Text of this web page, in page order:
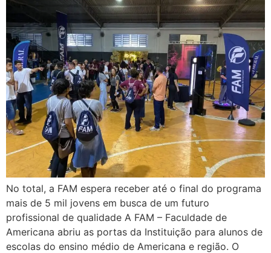
No total, a FAM espera receber até o final do programa
mais de 5 mil jovens em busca de um futuro
profissional de qualidade A FAM – Faculdade de
Americana abriu as portas da Instituição para alunos de
escolas do ensino médio de Americana e região. O